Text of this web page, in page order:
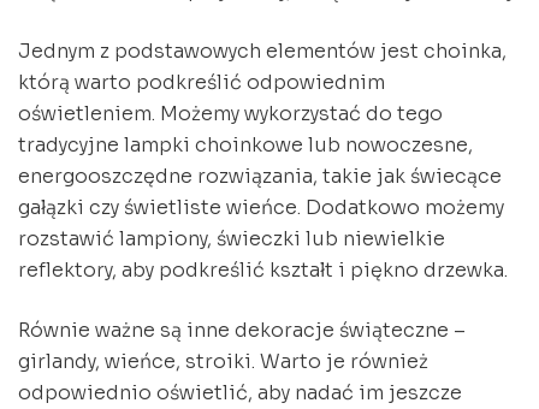
Jednym z podstawowych elementów jest choinka,
którą warto podkreślić odpowiednim
oświetleniem. Możemy wykorzystać do tego
tradycyjne lampki choinkowe lub nowoczesne,
energooszczędne rozwiązania, takie jak świecące
gałązki czy świetliste wieńce. Dodatkowo możemy
rozstawić lampiony, świeczki lub niewielkie
reflektory, aby podkreślić kształt i piękno drzewka.
Równie ważne są inne dekoracje świąteczne –
girlandy, wieńce, stroiki. Warto je również
odpowiednio oświetlić, aby nadać im jeszcze